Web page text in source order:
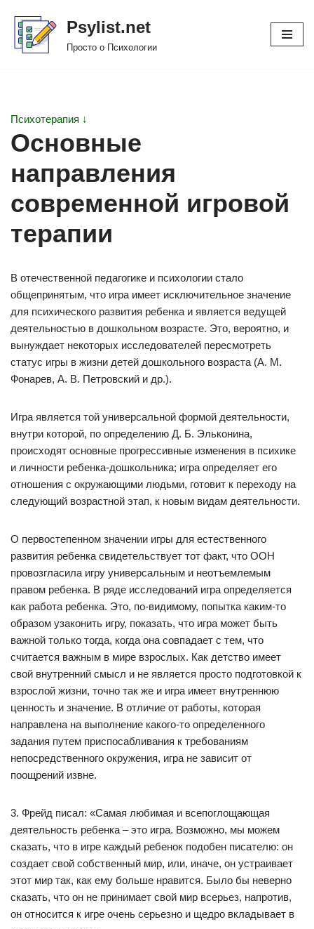
Перейти
Psylist.net
Просто о Психологии
Психотерапия ↓
Основные
направления
современной игровой
терапии
В отечественной педагогике и психологии стало
общепринятым, что игра имеет исключительное значение
для психического развития ребенка и является ведущей
деятельностью в дошкольном возрасте. Это, вероятно, и
вынуждает некоторых исследователей пересмотреть
статус игры в жизни детей дошкольного возраста (А. М.
Фонарев, А. В. Петровский и др.).
Игра является той универсальной формой деятельности,
внутри которой, по определению Д. Б. Эльконина,
происходят основные прогрессивные изменения в психике
и личности ребенка-дошкольника; игра определяет его
отношения с окружающими людьми, готовит к переходу на
следующий возрастной этап, к новым видам деятельности.
О первостепенном значении игры для естественного
развития ребенка свидетельствует тот факт, что ООН
провозгласила игру универсальным и неотъемлемым
правом ребенка. В ряде исследований игра определяется
как работа ребенка. Это, по-видимому, попытка каким-то
образом узаконить игру, показать, что игра может быть
важной только тогда, когда она совпадает с тем, что
считается важным в мире взрослых. Как детство имеет
свой внутренний смысл и не является просто подготовкой к
взрослой жизни, точно так же и игра имеет внутреннюю
ценность и значение. В отличие от работы, которая
направлена на выполнение какого-то определенного
задания путем приспосабливания к требованиям
непосредственного окружения, игра не зависит от
поощрений извне.
3. Фрейд писал: «Самая любимая и всепоглощающая
деятельность ребенка – это игра. Возможно, мы можем
сказать, что в игре каждый ребенок подобен писателю: он
создает свой собственный мир, или, иначе, он устраивает
этот мир так, как ему больше нравится. Было бы неверно
сказать, что он не принимает свой мир всерьез, напротив,
он относится к игре очень серьезно и щедро вкладывает в